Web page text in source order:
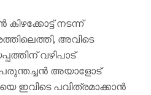
നടന്ന്
അവിടെ
വഴിപാട്
അയാളോട്
ഇവിടെ പവിത്രമാക്കാൻ